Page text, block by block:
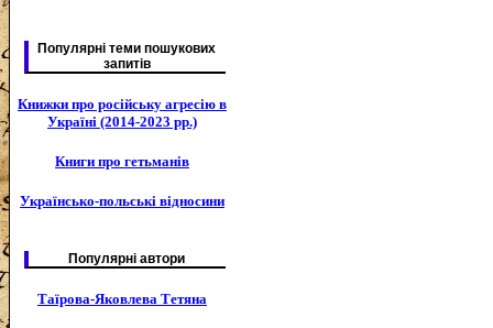
Популярні теми пошукових
запитів
Книжки про російську агресію в
Україні (2014-2023 рр.)
Книги про гетьманів
Українсько-польські відносини
Популярні автори
Таїрова-Яковлева Тетяна